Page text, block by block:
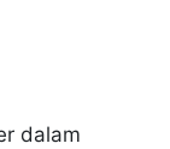
dalam